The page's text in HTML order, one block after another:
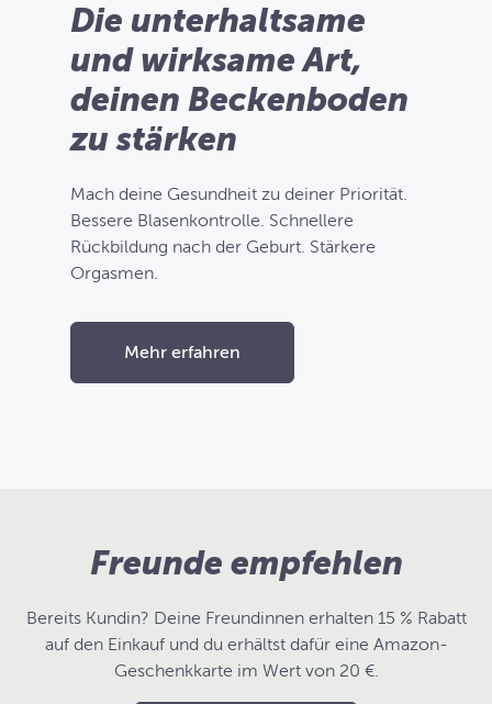
Die unterhaltsame
und wirksame Art,
deinen Beckenboden
zu stärken
Mach deine Gesundheit zu deiner Priorität.
Bessere Blasenkontrolle. Schnellere
Rückbildung nach der Geburt. Stärkere
Orgasmen.
Mehr erfahren
Freunde empfehlen
Bereits Kundin? Deine Freundinnen erhalten 15 % Rabatt
auf den Einkauf und du erhältst dafür eine Amazon-
Geschenkkarte im Wert von 20 €.